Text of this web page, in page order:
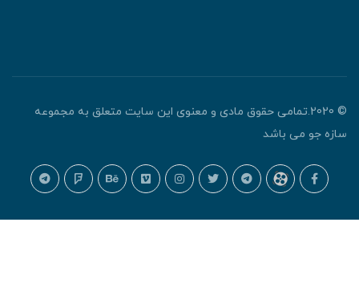
© 2020.تمامی حقوق مادی و معنوی این سایت متعلق به مجموعه
جو می باشد